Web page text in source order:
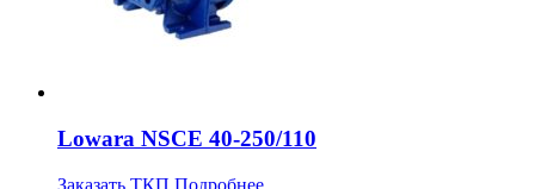
Lowara NSCE 40-250/110
Заказать ТКП Подробнее